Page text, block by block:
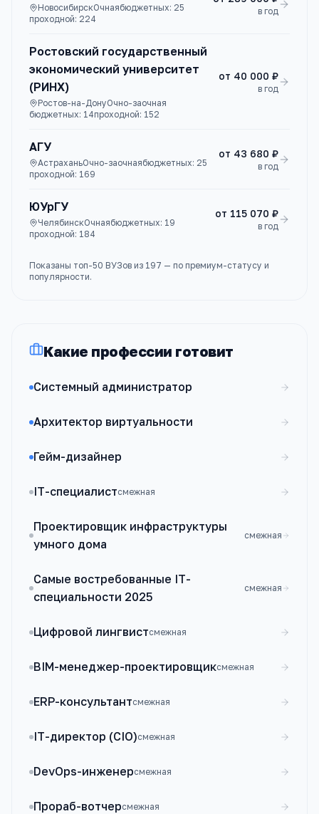
НовосибирскОчнаябюджетных: 25
проходной: 224
в год
Ростовский государственный
экономический университет
(РИНХ)
Ростов-на-ДонуОчно-заочная
бюджетных: 14проходной: 152
от 40 000 ₽
в год
АГУ
АстраханьОчно-заочнаябюджетных: 25
проходной: 169
от 43 680 ₽
в год
ЮУрГУ
ЧелябинскОчнаябюджетных: 19
проходной: 184
от 115 070 ₽
в год
Показаны топ-50 ВУЗов из 197 — по премиум-статусу и
популярности.
Какие профессии готовит
Системный администратор
Архитектор виртуальности
Гейм-дизайнер
IT-специалистсмежная
Проектировщик инфраструктуры
умного дома
смежная
Самые востребованные IT-
специальности 2025
смежная
Цифровой лингвистсмежная
BIM-менеджер-проектировщиксмежная
ERP-консультантсмежная
IT-директор (CIO)смежная
DevOps-инженерсмежная
Прораб-вотчерсмежная